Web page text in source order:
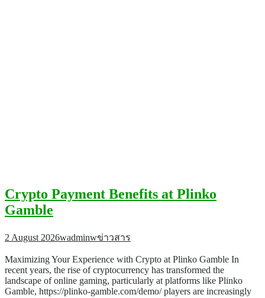
Crypto Payment Benefits at Plinko
Gamble
2 August 2026wadminwข่าวสาร
Maximizing Your Experience with Crypto at Plinko Gamble In
recent years, the rise of cryptocurrency has transformed the
landscape of online gaming, particularly at platforms like Plinko
Gamble, https://plinko-gamble.com/demo/ players are increasingly